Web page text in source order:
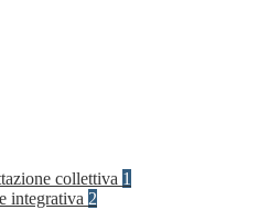
collettiva 1
integrativa 2